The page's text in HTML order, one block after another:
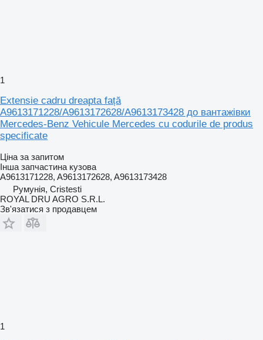
1
Extensie cadru dreapta față
A9613171228/A9613172628/A9613173428 до вантажівки
Mercedes-Benz Vehicule Mercedes cu codurile de produs
specificate
Ціна за запитом
Інша запчастина кузова
A9613171228, A9613172628, A9613173428
Румунія, Cristesti
ROYAL DRU AGRO S.R.L.
Зв'язатися з продавцем
1